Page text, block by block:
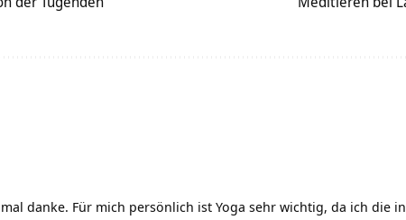
danke. Für mich persönlich ist Yoga sehr wichtig, da ich die